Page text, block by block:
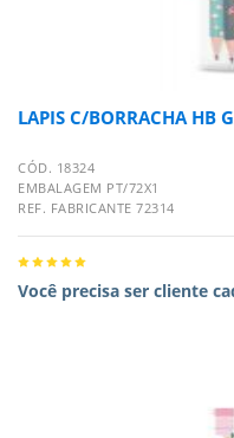
LAPIS C/BORRACHA HB
CÓD. 18324
EMBALAGEM PT/72X1
REF. FABRICANTE 72314
Você precisa ser cliente